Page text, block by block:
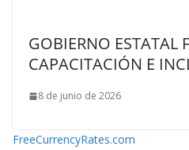
GOBIERNO ESTATAL
CAPACITACIÓN E
8 de junio de 2026
FreeCurrencyRates.com